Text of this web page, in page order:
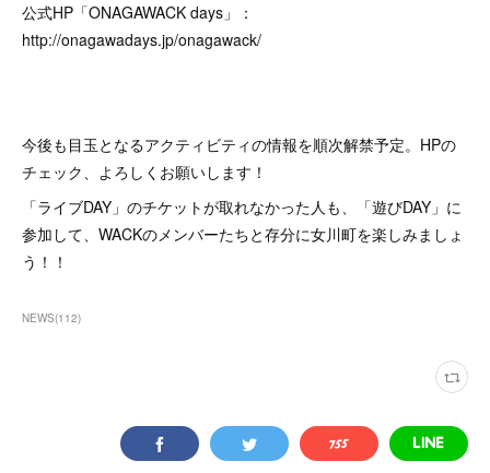
公式HP「ONAGAWACK days」：
http://onagawadays.jp/onagawack/
今後も目玉となるアクティビティの情報を順次解禁予定。HPの
チェック、よろしくお願いします！
「ライブDAY」のチケットが取れなかった人も、「遊びDAY」に
参加して、WACKのメンバーたちと存分に女川町を楽しみましょ
う！！
NEWS(112)